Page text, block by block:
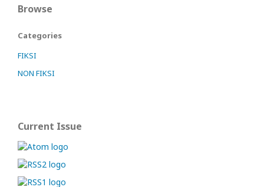
Browse
Categories
FIKSI
NON FIKSI
Current Issue